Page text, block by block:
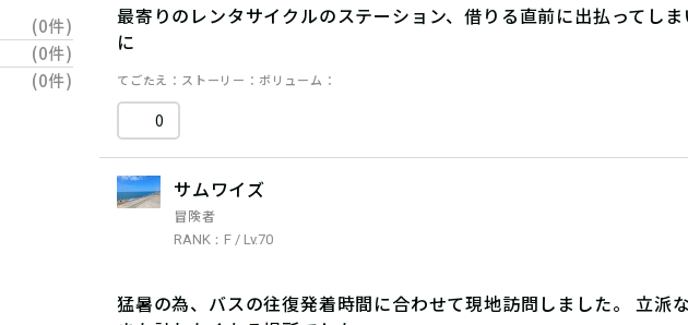
(0件)
(0件)
(0件)
最寄りのレンタサイクルのステーション、借りる直前に出払ってし
に
てごたえ ストーリー ボリューム
0
サムワイズ
冒険者
RANK：F / Lv.70
猛暑の為、バスの往復発着時間に合わせて現地訪問しました。 立派